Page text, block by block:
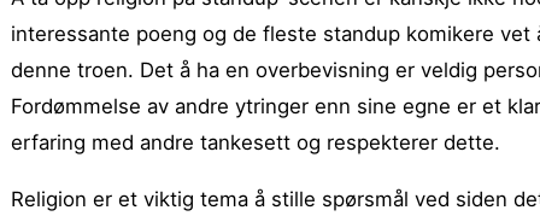
interessante poeng og de fleste standup komikere
denne troen. Det å ha en overbevisning er veldig
Fordømmelse av andre ytringer enn sine egne er et
erfaring med andre tankesett og respekterer dette.
Religion er et viktig tema å stille spørsmål ved siden